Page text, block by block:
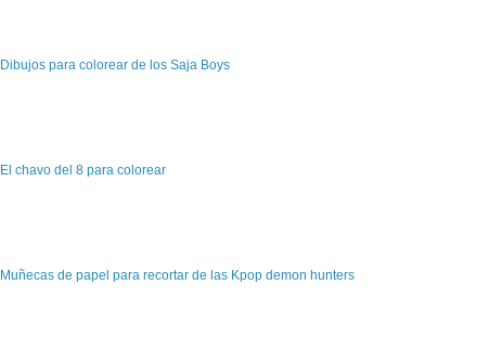
Dibujos para colorear de los Saja Boys
El chavo del 8 para colorear
Muñecas de papel para recortar de las Kpop demon hunters